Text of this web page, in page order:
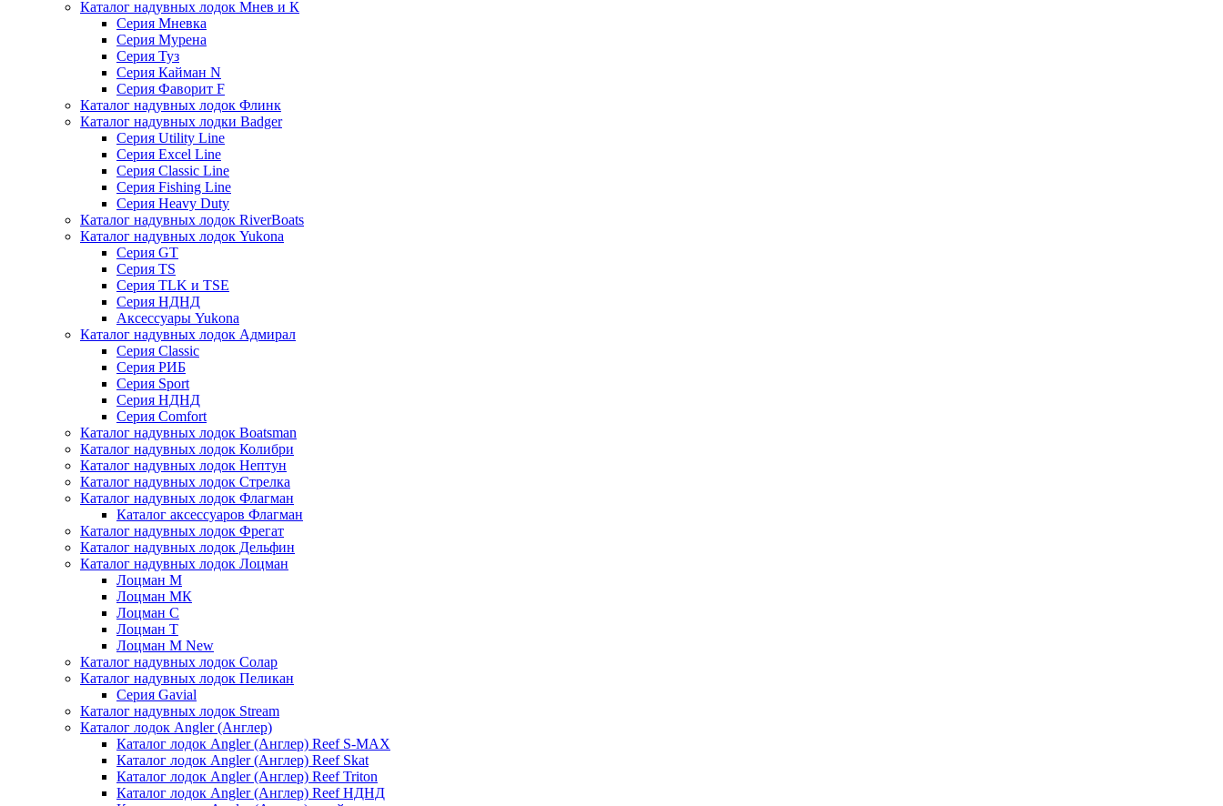
Каталог надувных лодок Мнев и К
Серия Мневка
Серия Мурена
Серия Туз
Серия Кайман N
Серия Фаворит F
Каталог надувных лодок Флинк
Каталог надувных лодки Badger
Серия Utility Line
Серия Excel Line
Серия Classic Line
Серия Fishing Line
Серия Heavy Duty
Каталог надувных лодок RiverBoats
Каталог надувных лодок Yukona
Серия GT
Серия TS
Серия TLK и TSE
Серия НДНД
Аксессуары Yukona
Каталог надувных лодок Адмирал
Серия Classic
Серия РИБ
Серия Sport
Серия НДНД
Серия Comfort
Каталог надувных лодок Boatsman
Каталог надувных лодок Колибри
Каталог надувных лодок Нептун
Каталог надувных лодок Стрелка
Каталог надувных лодок Флагман
Каталог аксессуаров Флагман
Каталог надувных лодок Фрегат
Каталог надувных лодок Дельфин
Каталог надувных лодок Лоцман
Лоцман М
Лоцман МК
Лоцман С
Лоцман Т
Лоцман М New
Каталог надувных лодок Солар
Каталог надувных лодок Пеликан
Серия Gavial
Каталог надувных лодок Stream
Каталог лодок Angler (Англер)
Каталог лодок Angler (Англер) Reef S-MAX
Каталог лодок Angler (Англер) Reef Skat
Каталог лодок Angler (Англер) Reef Triton
Каталог лодок Angler (Англер) Reef НДНД